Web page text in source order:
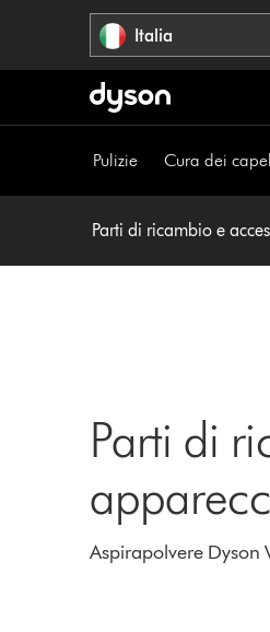
Italia
Pulizie Cura dei
Parti di ricambio e
Parti di
Aspirapolvere Dyson